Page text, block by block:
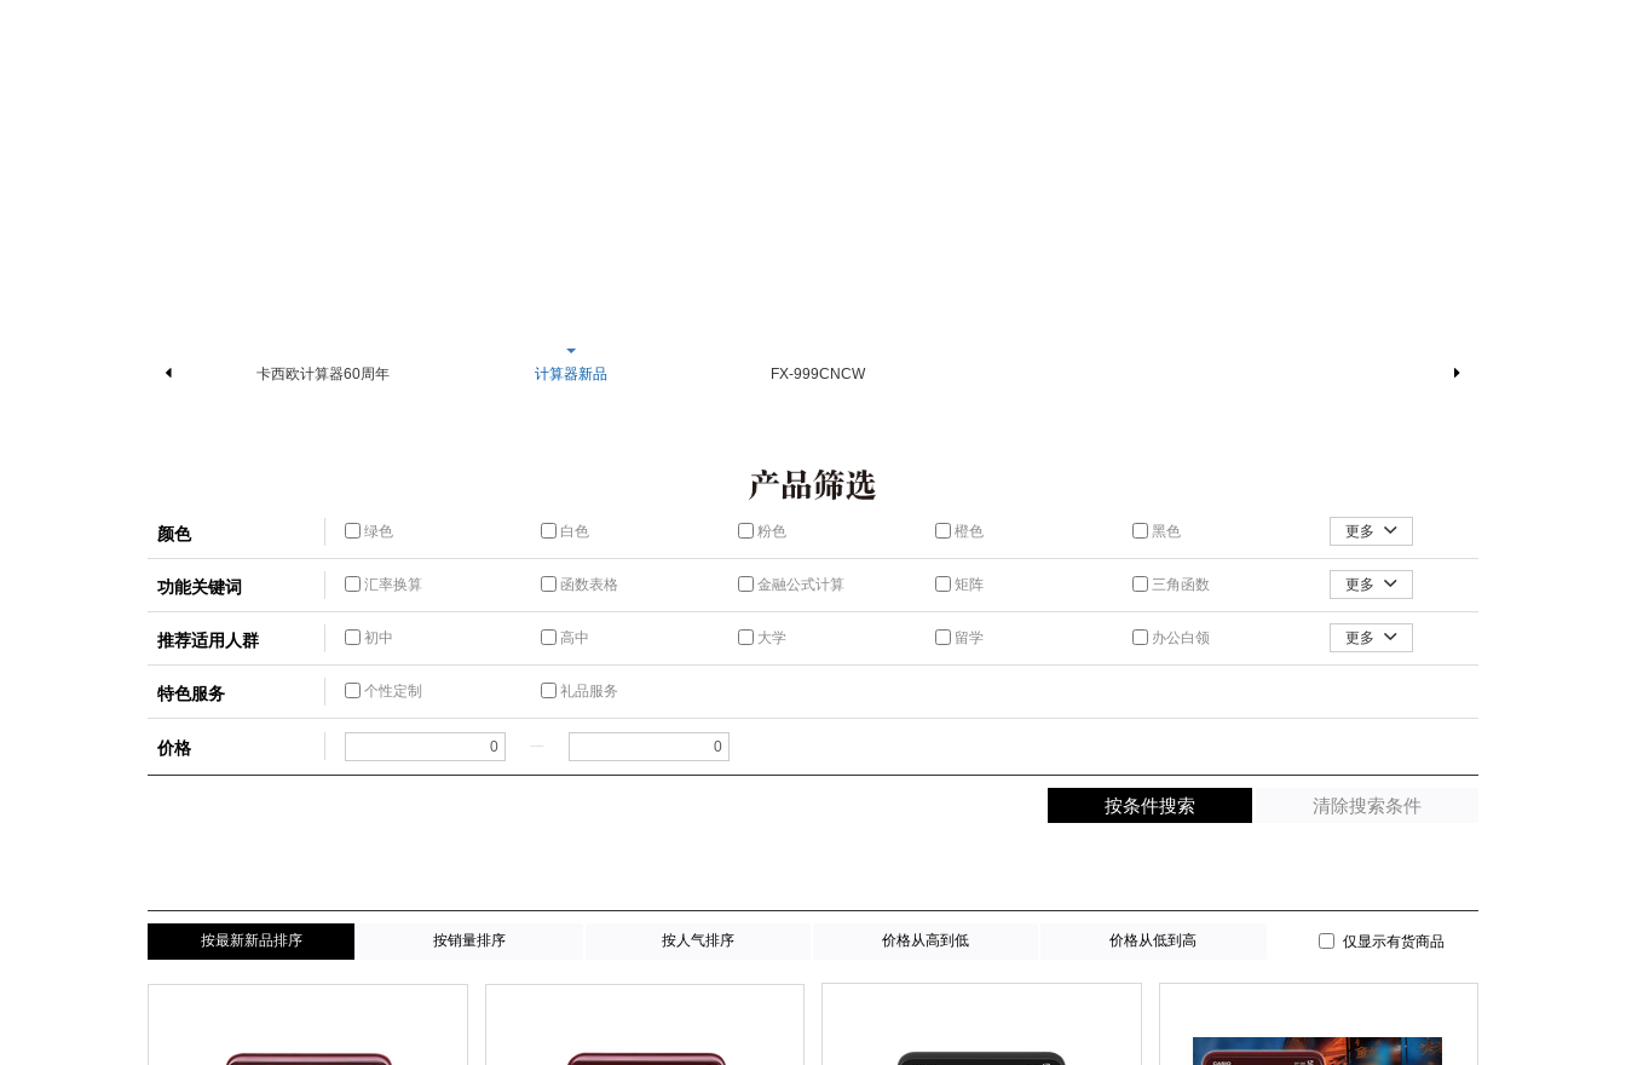
卡西欧计算器60周年 计算器新品 FX-999CNCW
颜色 绿色 白色 粉色 橙色 黑色 更多
功能关键词 汇率换算 函数表格 金融公式计算 矩阵 三角函数 更多
推荐适用人群 初中 高中 大学 留学 办公白领 更多
特色服务 个性定制 礼品服务
价格 一
按最新新品排序 按销量排序 按人气排序 价格从高到低 价格从低到高 仅显示有货商品